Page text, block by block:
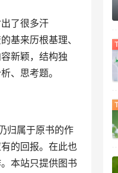
了很多汗
基来历根基理、
新颖，结构独
、思考题。
归属于原书的作
的回报。在此也
本站只提供图书